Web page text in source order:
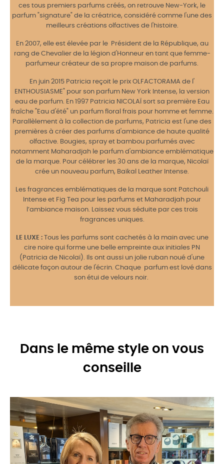
ces tous premiers parfums créés, on retrouve New-York, le
parfum "signature" de la créatrice, considéré comme l'une des
meilleurs créations olfactives de l'histoire.
En 2007, elle est élevée par le Président de la République, au
rang de Chevalier de la légion d'Honneur en tant que femme-
parfumeur créateur de sa propre maison de parfums.
En juin 2015 Patricia reçoit le prix OLFACTORAMA de l'
ENTHOUSIASME" pour son parfum New York Intense, la version
eau de parfum. En 1997 Patricia NICOLAÏ sort sa première Eau
fraîche "Eau d'été" un parfum floral frais pour homme et femme.
Parallèlement à la collection de parfums, Patricia est l'une des
premières à créer des parfums d'ambiance de haute qualité
olfactive. Bougies, spray et bambou parfumés avec
notamment Maharadjah le parfum d'ambiance emblématique
de la marque. Pour célébrer les 30 ans de la marque, Nicolaï
crée un nouveau parfum, Baïkal Leather Intense.
Les fragrances emblématiques de la marque sont Patchouli
Intense et Fig Tea pour les parfums et Maharadjah pour
l’ambiance maison. Laissez vous séduite par ces trois
fragrances uniques.
LE LUXE :Tous les parfums sont cachetés à la main avec une
cire noire qui forme une belle empreinte aux initiales PN
(Patricia de Nicolaï). Ils ont aussi un jolie ruban noué d'une
délicate façon autour de l'écrin. Chaque parfum est lové dans
son étui de velours noir.
Dans le même style on vous
conseille